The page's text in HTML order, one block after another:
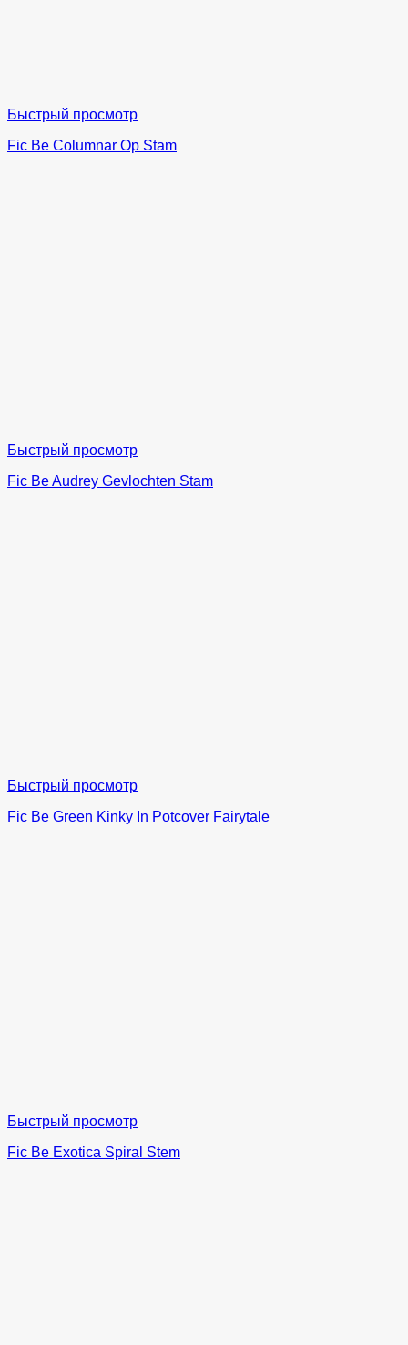
Быстрый просмотр
Fic Be Columnar Op Stam
Быстрый просмотр
Fic Be Audrey Gevlochten Stam
Быстрый просмотр
Fic Be Green Kinky In Potcover Fairytale
Быстрый просмотр
Fic Be Exotica Spiral Stem